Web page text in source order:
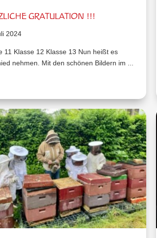
GRATULATION !!!
2024
11 Klasse 12 Klasse 13 Nun heißt es
nehmen. Mit den schönen Bildern im ...